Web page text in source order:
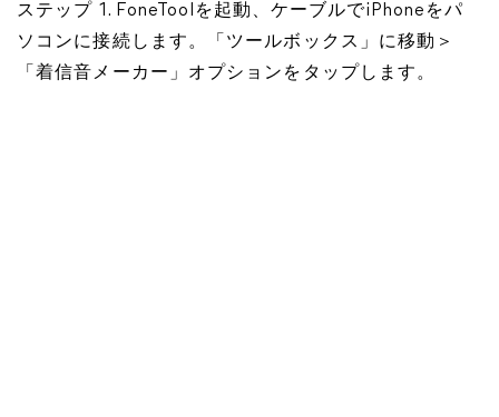
ステップ 1. FoneToolを起動、ケーブルでiPhoneをパ
ソコンに接続します。「ツールボックス」に移動＞
「着信音メーカー」オプションをタップします。